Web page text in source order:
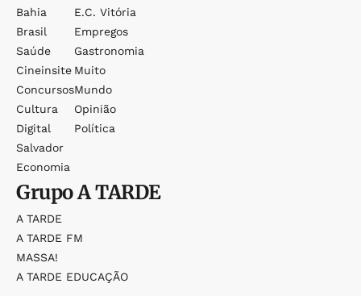
Bahia
Brasil
Saúde
Cineinsite
Concursos
Cultura
Digital
Salvador
Economia
E.c. Vitória
Empregos
Gastronomia
Muito
Mundo
Opinião
Política
GrupoA TARDE
A TARDE
A TARDE FM
MASSA!
A TARDE EDUCAÇÃO